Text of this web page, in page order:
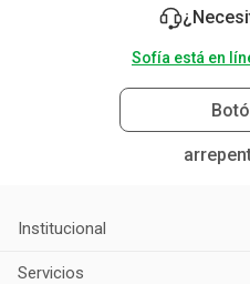
Sofía está en
Institucional
Servicios